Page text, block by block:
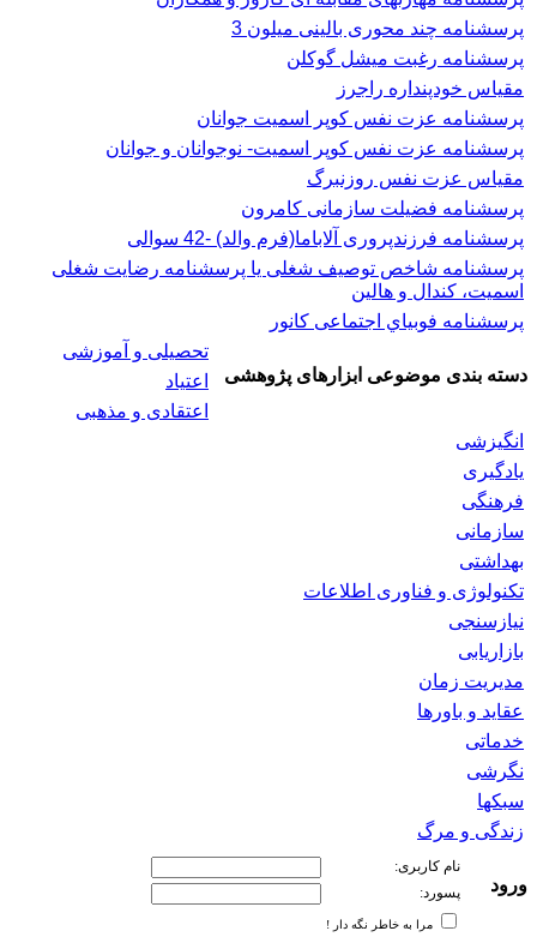
پرسشنامه چند محوری بالینی میلون 3
پرسشنامه رغبت ميشل گوكلن
مقیاس خودپنداره راجرز
پرسشنامه عزت نفس كوپر اسميت جوانان
پرسشنامه عزت نفس کوپر اسمیت- نوجوانان و جوانان
مقیاس عزت نفس روزنبرگ
پرسشنامه فضیلت سازمانی کامرون
پرسشنامه فرزندپروری آلاباما(فرم والد) -42 سوالی
پرسشنامه شاخص توصیف شغلی یا پرسشنامه رضایت شغلی
اسميت، كندال و هالين
پرسشنامه فوبياي اجتماعی کانور
دسته بندی موضوعی ابزارهای پژوهشی
تحصیلی و آموزشی
اعتیاد
اعتقادی و مذهبی
انگیزشی
یادگیری
فرهنگی
سازمانی
بهداشتی
تکنولوژی و فناوری اطلاعات
نیازسنجی
بازاریابی
مدیریت زمان
عقاید و باورها
خدماتی
نگرشی
سبکها
زندگی و مرگ
ورود
نام کاربری:
پسورد:
مرا به خاطر نگه دار !